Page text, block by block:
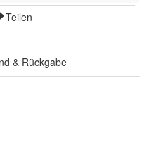
Teilen
& Rückgabe